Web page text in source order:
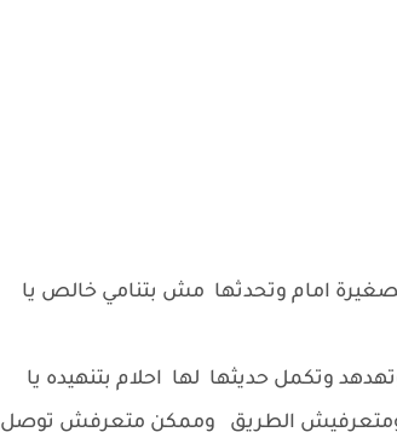
امام وتحدثها مش بتنامي خالص يا
وتكمل حديثها لها احلام بتنهيده يا
الطريق وممكن متعرفش توصل